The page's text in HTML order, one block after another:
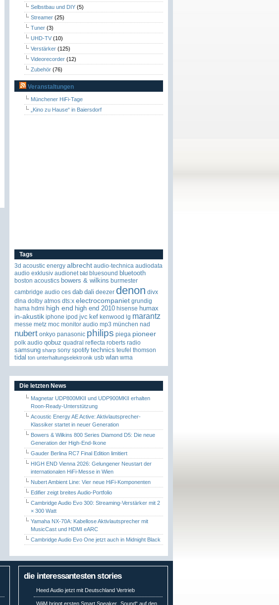
Selbstbau und DIY (5)
Streamer (25)
Tuner (3)
UHD-TV (10)
Verstärker (125)
Videorecorder (12)
Zubehör (76)
Veranstaltungen
Münchener HiFi-Tage
„Kino zu Hause“ in Baiersdorf
Tags
3d acoustic energy albrecht audio-technica audiodata
audio exklusiv audionet bild bluesound bluetooth
boston acoustics bowers & wilkins burmester
cambridge audio ces dab dali deezer denon divx
dlna dolby atmos dts:x electrocompaniet grundig
hama hdmi high end high end 2010 hisense humax
in-akustik iphone ipod jvc kef kenwood lg marantz
messe metz moc monitor audio mp3 münchen nad
nubert onkyo panasonic philips piega pioneer
polk audio qobuz quadral reflecta roberts radio
samsung sharp sony spotify technics teufel thomson
tidal ton unterhaltungselektronik usb wlan wma
Die letzten News
Magnetar UDP800MKII und UDP900MKII erhalten
Roon-Ready-Unterstützung
Acoustic Energy AE Active: Aktivlautsprecher-
Klassiker startet in neuer Generation
Bowers & Wilkins 800 Series Diamond D5: Die neue
Generation der High-End-Ikone
Gauder Berlina RC7 Final Edition limitiert
HIGH END Vienna 2026: Gelungener Neustart der
internationalen HiFi-Messe in Wien
Nubert Ambient Line: Vier neue HiFi-Komponenten
Edifier zeigt breites Audio-Portfolio
Cambridge Audio Evo 300: Streaming-Verstärker mit 2
× 300 Watt
Yamaha NX-70A: Kabellose Aktivlautsprecher mit
MusicCast und HDMI eARC
Cambridge Audio Evo One jetzt auch in Midnight Black
die interessantesten stories
Heed Audio jetzt mit Deutschland Vertrieb
WiiM bringt ersten Smart Speaker „Sound“ auf den